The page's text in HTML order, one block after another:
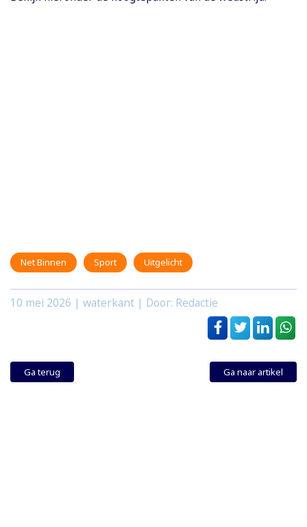
Net Binnen Sport Uitgelicht
10 mei 2026 | waterkant | Door: Redactie
Ga terug Ga naar artikel